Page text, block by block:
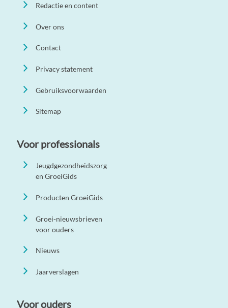
Redactie en content
Over ons
Contact
Privacy statement
Gebruiksvoorwaarden
Sitemap
Voor professionals
Jeugdgezondheidszorg
en GroeiGids
Producten GroeiGids
Groei-nieuwsbrieven
voor ouders
Nieuws
Jaarverslagen
Voor ouders